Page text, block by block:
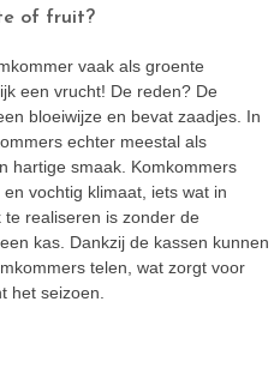
of fruit?
vaak als groente
een vrucht! De reden? De
bloeiwijze en bevat zaadjes. In
echter meestal als
hartige smaak. Komkommers
vochtig klimaat, iets wat in
realiseren is zonder de
kas. Dankzij de kassen kunnen
telen, wat zorgt voor
het seizoen.